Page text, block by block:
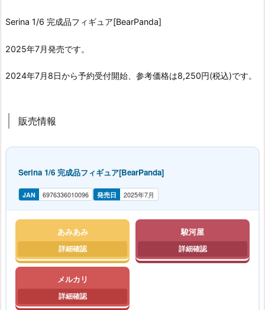
Serina 1/6 完成品フィギュア[BearPanda]
2025年7月発売です。
2024年7月8日から予約受付開始、参考価格は8,250円(税込)です。
販売情報
Serina 1/6 完成品フィギュア[BearPanda]
JAN 6976336010096 発売日 2025年7月
あみあみ 駿河屋
メルカリ